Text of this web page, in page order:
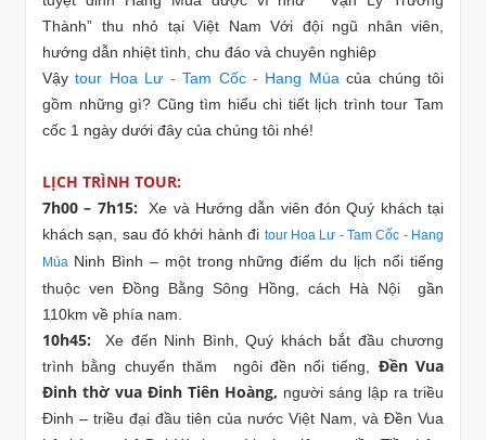
Thành” thu nhỏ tại Việt Nam Với đội ngũ nhân viên,
hướng dẫn nhiệt tình, chu đáo và chuyên nghiêp
Vậytour Hoa Lư - Tam Cốc - Hang Múacủa chúng tôi
gồm những gì? Cũng tìm hiểu chi tiết lịch trình tour Tam
cốc 1 ngày dưới đây của chúng tôi nhé!
LỊCH TRÌNH TOUR:
7h00 – 7h15:Xe và Hướng dẫn viên đón Quý khách tại
khách sạn, sau đó khởi hành đi tour Hoa Lư - Tam Cốc - Hang
Múa Ninh Bình – một trong những điểm du lịch nổi tiếng
thuộc ven Đồng Bằng Sông Hồng, cách Hà Nội gần
110km về phía nam.
10h45:
Xe đến Ninh Bình, Quý khách bắt đầu chương
trình bằng chuyến thăm ngôi đền nổi tiếng, Đền Vua
Đinh thờ vua Đinh Tiên Hoàng, người sáng lập ra triều
Đinh – triều đại đầu tiên của nước Việt Nam, và Đền Vua